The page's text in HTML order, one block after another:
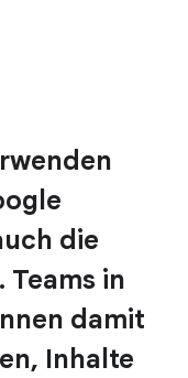
die
in
damit
Inhalte